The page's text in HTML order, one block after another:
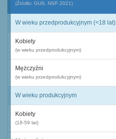
(Źródło: GUS, NSP 2021)
W wieku przedprodukcyjnym (<18 lat)
Kobiety
(w wieku przedprodukcyjnym)
Mężczyźni
(w wieku przedprodukcyjnym)
W wieku produkcyjnym
Kobiety
(18-59 lat)